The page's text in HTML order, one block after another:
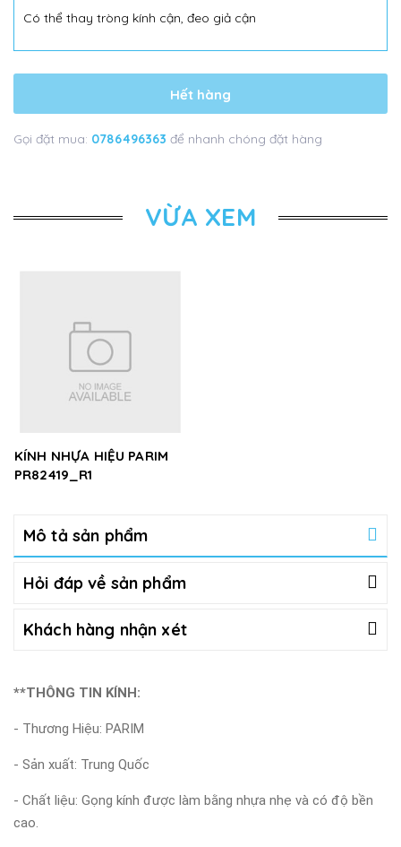
Có thể thay tròng kính cận, đeo giả cận
Hết hàng
Gọi đặt mua: 0786496363 để nhanh chóng đặt hàng
VỪA XEM
KÍNH NHỰA HIỆU PARIM
PR82419_R1
Mô tả sản phẩm
Hỏi đáp về sản phẩm
Khách hàng nhận xét
**THÔNG TIN KÍNH:
- Thương Hiệu: PARIM
- Sản xuất: Trung Quốc
- Chất liệu: Gọng kính được làm bằng nhựa nhẹ và có độ bền
cao.